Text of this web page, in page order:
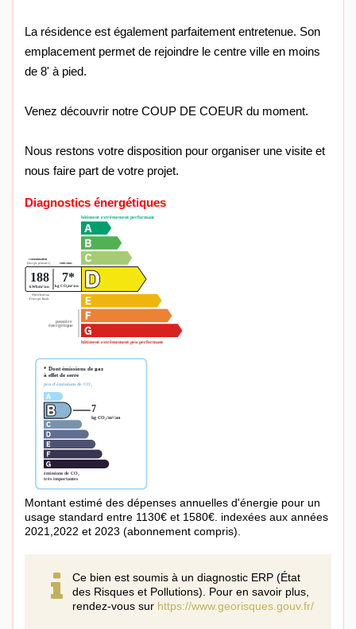
La résidence est également parfaitement entretenue. Son
emplacement permet de rejoindre le centre ville en moins
de 8' à pied.
Venez découvrir notre COUP DE COEUR du moment.
Nous restons votre disposition pour organiser une visite et
nous faire part de votre projet.
Diagnostics énergétiques
Montant estimé des dépenses annuelles d'énergie pour un
usage standard entre 1130€ et 1580€. indexées aux années
2021,2022 et 2023 (abonnement compris).
Ce bien est soumis à un diagnostic ERP (État
des Risques et Pollutions). Pour en savoir plus,
rendez-vous sur https://www.georisques.gouv.fr/